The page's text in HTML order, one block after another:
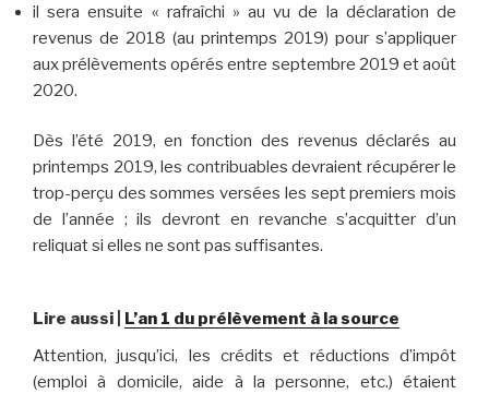
il sera ensuite « rafraîchi » au vu de la déclaration de
revenus de 2018 (au printemps 2019) pour s’appliquer
aux prélèvements opérés entre septembre 2019 et août
2020.
Dès l’été 2019, en fonction des revenus déclarés au
printemps 2019, les contribuables devraient récupérer le
trop-perçu des sommes versées les sept premiers mois
de l’année ; ils devront en revanche s’acquitter d’un
reliquat si elles ne sont pas suffisantes.
Lire aussi | L’an 1 du prélèvement à la source
Attention, jusqu’ici, les crédits et réductions d’impôt
(emploi à domicile, aide à la personne, etc.) étaient